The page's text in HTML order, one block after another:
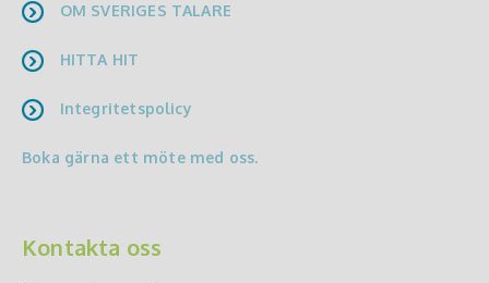
OM SVERIGES TALARE
HITTA HIT
Integritetspolicy
Boka gärna ett möte med oss.
Kontakta oss